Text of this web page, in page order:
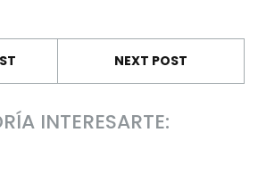
NEXT POST
INTERESARTE: